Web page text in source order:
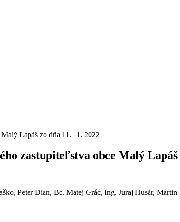
Lapáš zo dňa 11. 11. 2022
zastupiteľstva obce Malý Lapáš
Peter Dian, Bc. Matej Grác, Ing. Juraj Husár,